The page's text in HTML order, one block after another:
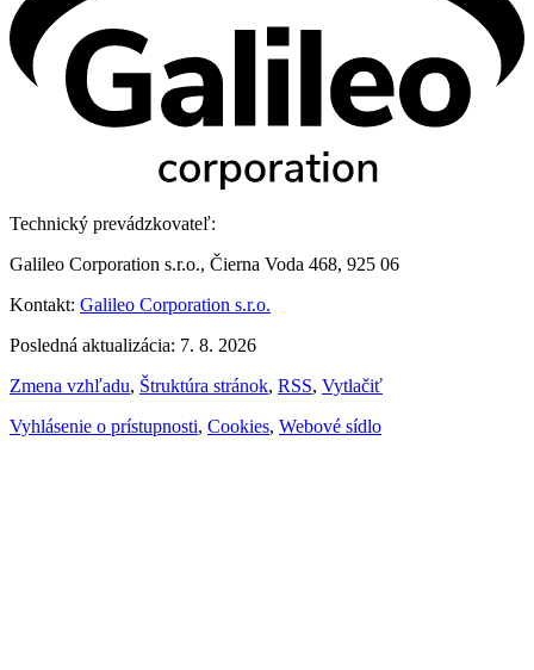
Technický prevádzkovateľ:
Galileo Corporation s.r.o., Čierna Voda 468, 925 06
Kontakt: Galileo Corporation s.r.o.
Posledná aktualizácia: 7. 8. 2026
Zmena vzhľadu, Štruktúra stránok, RSS, Vytlačiť
Vyhlásenie o prístupnosti, Cookies, Webové sídlo